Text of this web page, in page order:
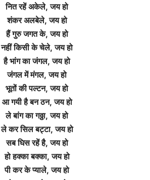
नित रहें अकेले,जय हो
शंकर अलबेले,जय हो
हैं गुरु जगत के,जय हो
नहीं किसी के चेले,जय हो
है भांग का जंगल,जय हो
जंगल में मंगल,जय हो
भूतों की पल्टन,जय हो
आ गयी है बन ठन,जय हो
ले बांग का गठ्ठा,जय हो
ले कर सिल बट्टा,जय हो
सब घिस रहें है,जय हो
हो हक्का बक्का,जय हो
पी कर के प्याले,जय हो